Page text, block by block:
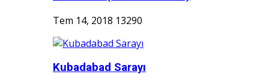
Tem 14, 2018 13290
Kubadabad Sarayı